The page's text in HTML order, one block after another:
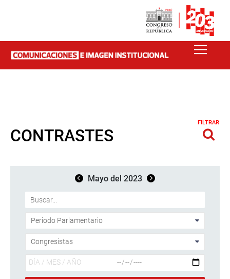
CONTRASTES
FILTRAR
Mayo del 2023